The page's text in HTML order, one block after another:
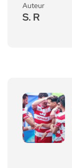
Auteur
S. R